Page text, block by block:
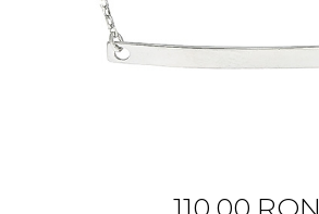
Bănuț Moț Personalizat
Seturi Brățări Personalizate
Seturi Lănțișoare Personalizate
Cercei Fashion
Coliere Argint
Seturi Argint
110,00 RON